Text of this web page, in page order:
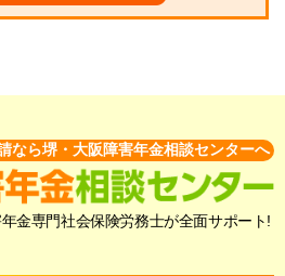
なら堺・大阪障害年金相談センターへ
金専門社会保険労務士が全面サポート!